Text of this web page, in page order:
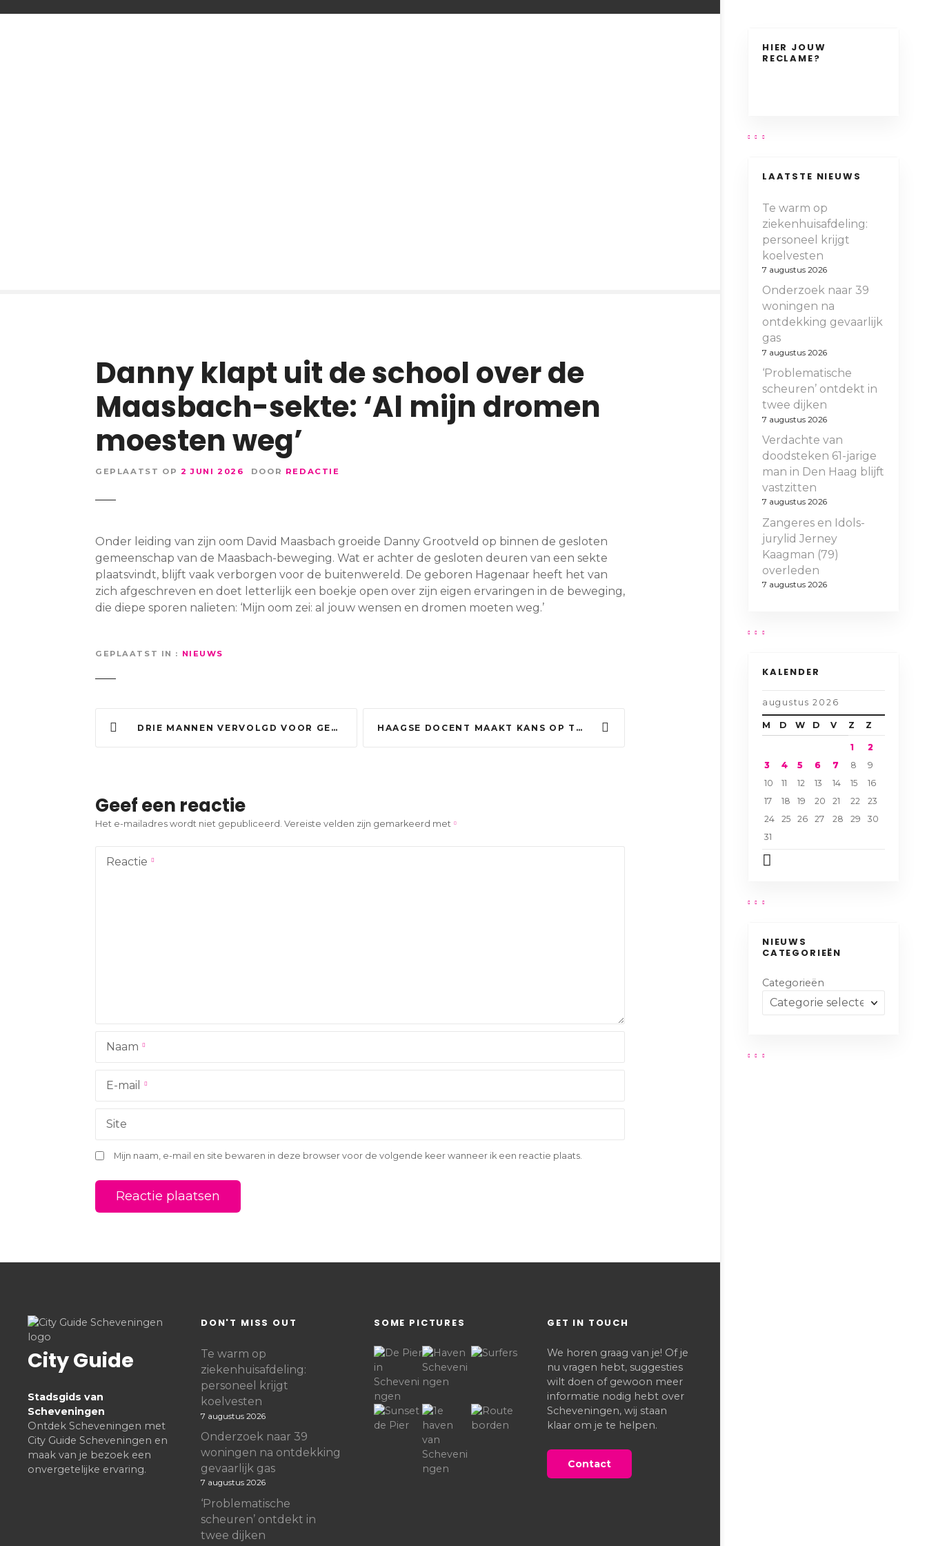
Danny klapt uit de school over de
Maasbach-sekte: ‘Al mijn dromen
moesten weg’
GEPLAATST OP 2 JUNI 2026 DOOR REDACTIE
Onder leiding van zijn oom David Maasbach groeide Danny Grootveld op binnen de gesloten
gemeenschap van de Maasbach-beweging. Wat er achter de gesloten deuren van een sekte
plaatsvindt, blijft vaak verborgen voor de buitenwereld. De geboren Hagenaar heeft het van
zich afgeschreven en doet letterlijk een boekje open over zijn eigen ervaringen in de beweging,
die diepe sporen nalieten: ‘Mijn oom zei: al jouw wensen en dromen moeten weg.’
GEPLAATST IN NIEUWS
i
c
h
a
e
DRIE MANNEN VERVOLGD VOOR GEPLANDE ONTVOERING BELGISCHE MINISTER HAAGSE DOCENT MAAKT KANS OP TITEL IMPACTDOCENT VAN HET JAAR: ‘VERBINDING MAKEN IS HET BELANGRIJKST’
Geef een reactie
Het e-mailadres wordt niet gepubliceerd. Vereiste velden zijn gemarkeerd met
Reactie
Naam
E-mail
Site
Mijn naam, e-mail en site bewaren in deze browser voor de volgende keer wanneer ik een reactie plaats.
HIER JOUW
RECLAME?
LAATSTE NIEUWS
Te warm op
ziekenhuisafdeling:
personeel krijgt
koelvesten
7 augustus 2026
Onderzoek naar 39
woningen na
ontdekking gevaarlijk
gas
7 augustus 2026
‘Problematische
scheuren’ ontdekt in
twee dijken
7 augustus 2026
Verdachte van
doodsteken 61-jarige
man in Den Haag blijft
vastzitten
7 augustus 2026
Zangeres en Idols-
jurylid Jerney
Kaagman (79)
overleden
7 augustus 2026
KALENDER
augustus 2026
M D W D V Z Z
1
2
3
4 5 6 7 8
9
10
11 12 13 14 15
16
17
18 19 20 21 22
23
24
25 26 27 28 29
30
31
NIEUWS
CATEGORIEËN
Categorieën
City Guide
Stadsgids van
Scheveningen
Ontdek Scheveningen met
City Guide Scheveningen en
maak van je bezoek een
onvergetelijke ervaring.
DON'T MISS OUT
Te warm op
ziekenhuisafdeling:
personeel krijgt
koelvesten
7 augustus 2026
Onderzoek naar 39
woningen na ontdekking
gevaarlijk gas
7 augustus 2026
‘Problematische
scheuren’ ontdekt in
twee dijken
SOME PICTURES GET IN TOUCH
We horen graag van je! Of je
nu vragen hebt, suggesties
wilt doen of gewoon meer
informatie nodig hebt over
Scheveningen, wij staan
klaar om je te helpen.
Contact